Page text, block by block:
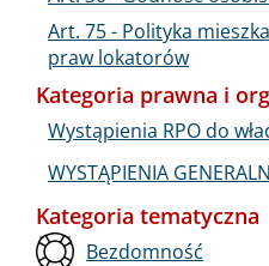
Art. 75 - Polityka
praw lokatorów
Kategoria prawna i
Wystąpienia RPO do
WYSTĄPIENIA
Kategoria tematyczna
Bezdomność